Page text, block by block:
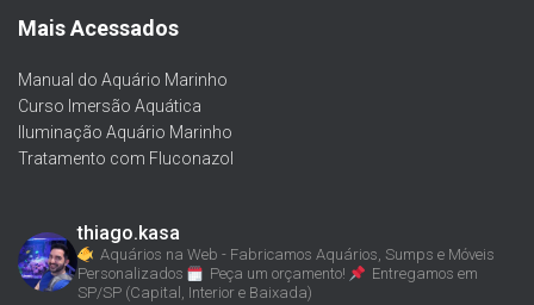
Mais Acessados
Manual do Aquário Marinho
Curso Imersão Aquática
Iluminação Aquário Marinho
Tratamento com Fluconazol
thiago.kasa
Aquários na Web - Fabricamos Aquários, Sumps e Móveis
Personalizados
Peça um orçamento!
Entregamos em
SP/SP (Capital, Interior e Baixada)